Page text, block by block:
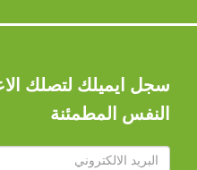
سجل ايميلك لتصلك
النفس المطمئنة